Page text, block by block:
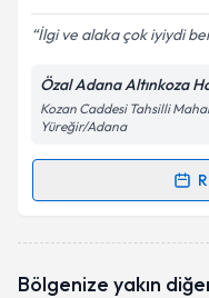
E-posta Adresiniz
Kişisel
Metni'ni
kapsamda
İlgi ve alaka çok iyiydi
Özal Adana Altınkoza
Kozan Caddesi Tahsilli
Yüreğir/Adana
Randevu
oluşturun. Size bu
Bölgenize yakın